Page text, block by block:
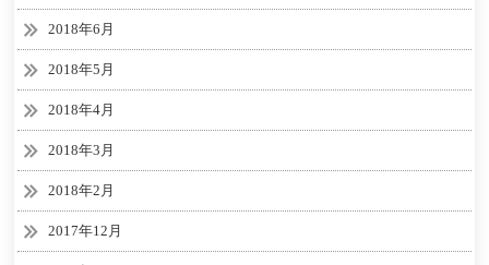
2018年6月
2018年5月
2018年4月
2018年3月
2018年2月
2017年12月